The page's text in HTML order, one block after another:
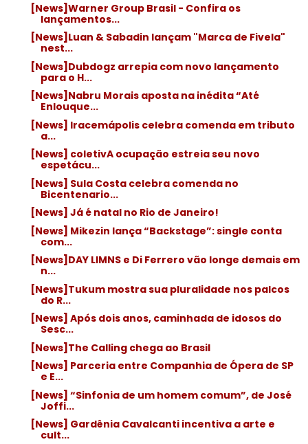
[News]Warner Group Brasil - Confira os
lançamentos...
[News]Luan & Sabadin lançam "Marca de Fivela"
nest...
[News]Dubdogz arrepia com novo lançamento
para o H...
[News]Nabru Morais aposta na inédita “Até
Enlouque...
[News] Iracemápolis celebra comenda em tributo
a...
[News] coletivA ocupação estreia seu novo
espetácu...
[News] Sula Costa celebra comenda no
Bicentenario...
[News] Já é natal no Rio de Janeiro!
[News] Mikezin lança “Backstage”: single conta
com...
[News]DAY LIMNS e Di Ferrero vão longe demais em
n...
[News]Tukum mostra sua pluralidade nos palcos
do R...
[News] Após dois anos, caminhada de idosos do
Sesc...
[News]The Calling chega ao Brasil
[News] Parceria entre Companhia de Ópera de SP
e E...
[News] “Sinfonia de um homem comum”, de José
Joffi...
[News] Gardênia Cavalcanti incentiva a arte e
cult...